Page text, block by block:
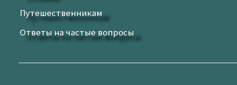
Путешественникам
Ответы на частые вопросы